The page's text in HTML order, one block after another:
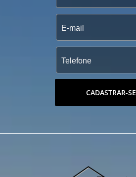
CADASTRAR-SE